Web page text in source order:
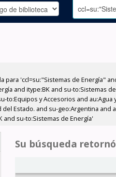
'ccl=su:"Sistemas de Energía"
and itype:BK and su-to:Sistemas
to:Equipos y Accesorios and
del Estado. and su-geo:Argentina
and su-to:Sistemas de Energía'
Su búsqueda